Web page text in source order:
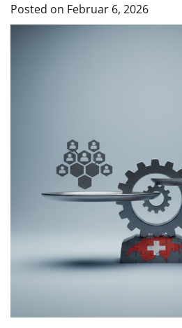
Posted on Februar 6, 2026